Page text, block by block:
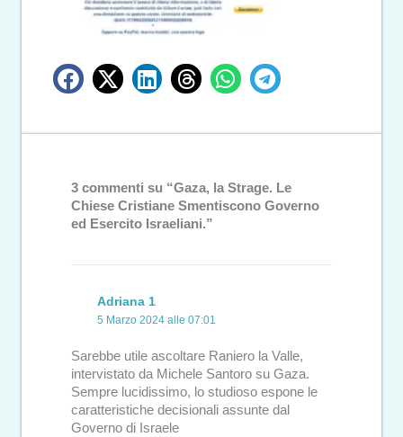
3 commenti su “Gaza, la Strage. Le
Chiese Cristiane Smentiscono Governo
ed Esercito Israeliani.”
Adriana 1
5 Marzo 2024 alle 07:01
Sarebbe utile ascoltare Raniero la Valle,
intervistato da Michele Santoro su Gaza.
Sempre lucidissimo, lo studioso espone le
caratteristiche decisionali assunte dal
Governo di Israele